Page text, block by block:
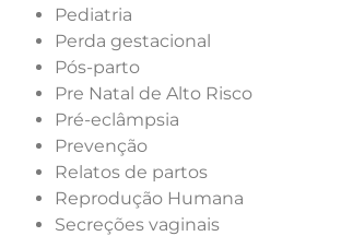
Pediatria
Perda gestacional
Pós-parto
Pre Natal de Alto Risco
Pré-eclâmpsia
Prevenção
Relatos de partos
Reprodução Humana
Secreções vaginais